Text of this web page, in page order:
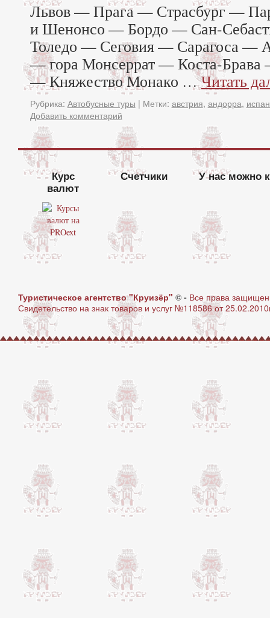
Львов — Прага — Страсбург —
и Шенонсо — Бордо — Сан-
Толедо — Сеговия — Сарагоса —
— гора Монсеррат — Коста-
— Княжество Монако …Читать
Рубрика: Автобусные туры | Метки: австрия, андорра,
Добавить комментарий
Курс
валют
Счетчики У нас можно
Туристическое агентство "Круизёр" © - Все права
Свидетельство на знак товаров и услуг №118586 от